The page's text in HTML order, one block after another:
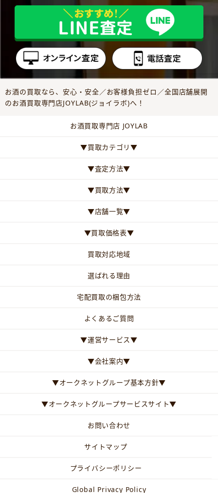
お酒の買取なら、安心・安全／お客様負担ゼロ／全国店舗展開
のお酒買取専門店JOYLAB(ジョイラボ)へ！
お酒買取専門店 JOYLAB
▼買取カテゴリ▼
▼査定方法▼
▼買取方法▼
▼店舗一覧▼
▼買取価格表▼
買取対応地域
選ばれる理由
宅配買取の梱包方法
よくあるご質問
▼運営サービス▼
▼会社案内▼
▼オークネットグループ基本方針▼
▼オークネットグループサービスサイト▼
お問い合わせ
サイトマップ
プライバシーポリシー
Global Privacy Policy